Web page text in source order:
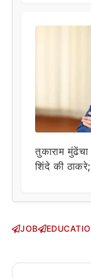
तुकाराम
शिंदे की
JOB